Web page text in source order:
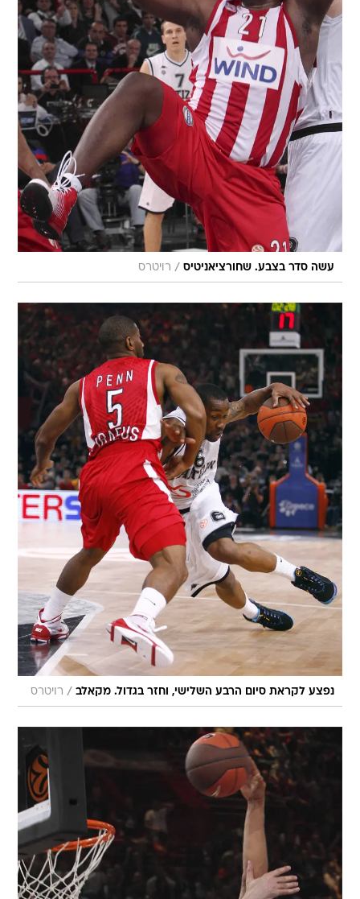
עשה סדר בצבע. שחורציאניטיס / רויטרס
נפצע לקראת סיום הרבע השלישי, וחזר בגדול. מקאלב / רויטרס